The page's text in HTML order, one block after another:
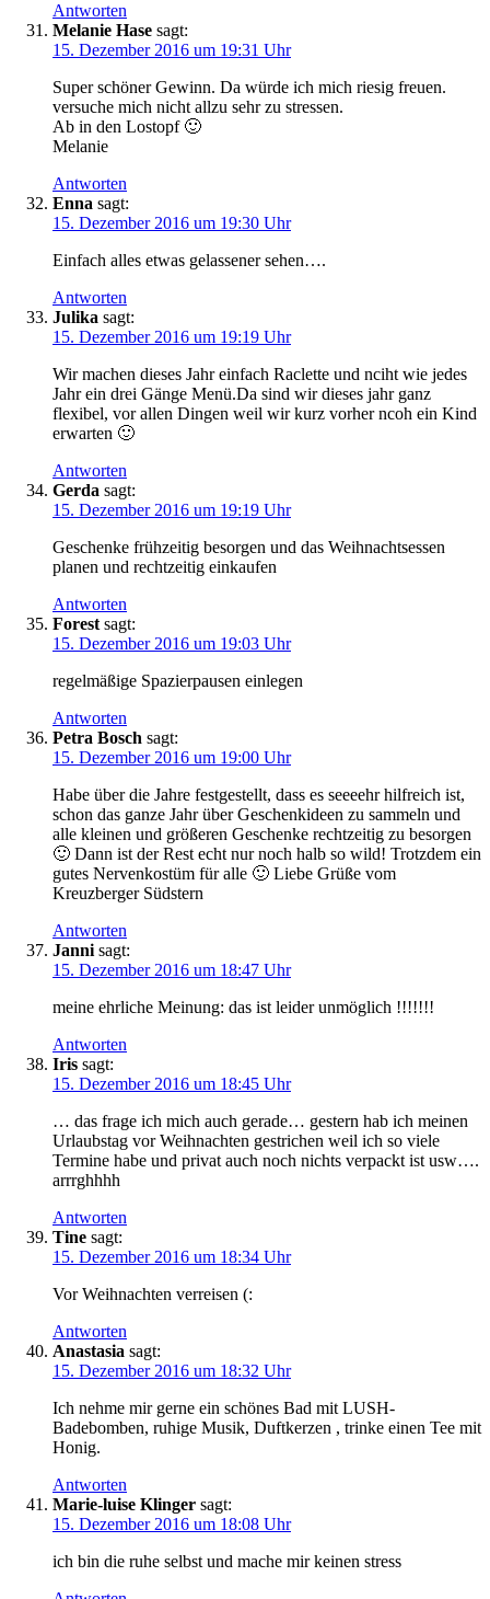
Antworten
Melanie Hase sagt:
15. Dezember 2016 um 19:31 Uhr
Super schöner Gewinn. Da würde ich mich riesig freuen.
versuche mich nicht allzu sehr zu stressen.
Ab in den Lostopf 🙂
Melanie
Antworten
Enna sagt:
15. Dezember 2016 um 19:30 Uhr
Einfach alles etwas gelassener sehen….
Antworten
Julika sagt:
15. Dezember 2016 um 19:19 Uhr
Wir machen dieses Jahr einfach Raclette und nciht wie jedes
Jahr ein drei Gänge Menü.Da sind wir dieses jahr ganz
flexibel, vor allen Dingen weil wir kurz vorher ncoh ein Kind
erwarten 🙂
Antworten
Gerda sagt:
15. Dezember 2016 um 19:19 Uhr
Geschenke frühzeitig besorgen und das Weihnachtsessen
planen und rechtzeitig einkaufen
Antworten
Forest sagt:
15. Dezember 2016 um 19:03 Uhr
regelmäßige Spazierpausen einlegen
Antworten
Petra Bosch sagt:
15. Dezember 2016 um 19:00 Uhr
Habe über die Jahre festgestellt, dass es seeeehr hilfreich ist,
schon das ganze Jahr über Geschenkideen zu sammeln und
alle kleinen und größeren Geschenke rechtzeitig zu besorgen
🙂 Dann ist der Rest echt nur noch halb so wild! Trotzdem ein
gutes Nervenkostüm für alle 🙂 Liebe Grüße vom
Kreuzberger Südstern
Antworten
Janni sagt:
15. Dezember 2016 um 18:47 Uhr
meine ehrliche Meinung: das ist leider unmöglich !!!!!!!
Antworten
Iris sagt:
15. Dezember 2016 um 18:45 Uhr
… das frage ich mich auch gerade… gestern hab ich meinen
Urlaubstag vor Weihnachten gestrichen weil ich so viele
Termine habe und privat auch noch nichts verpackt ist usw….
arrrghhhh
Antworten
Tine sagt:
15. Dezember 2016 um 18:34 Uhr
Vor Weihnachten verreisen (:
Antworten
Anastasia sagt:
15. Dezember 2016 um 18:32 Uhr
Ich nehme mir gerne ein schönes Bad mit LUSH-
Badebomben, ruhige Musik, Duftkerzen , trinke einen Tee mit
Honig.
Antworten
Marie-luise Klinger sagt:
15. Dezember 2016 um 18:08 Uhr
ich bin die ruhe selbst und mache mir keinen stress